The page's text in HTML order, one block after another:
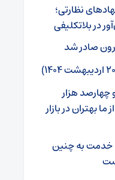
نظارتی؛
در بلاتکلیفی
صادر شد
هزار
بهتران در بازار
خدمت به چنین